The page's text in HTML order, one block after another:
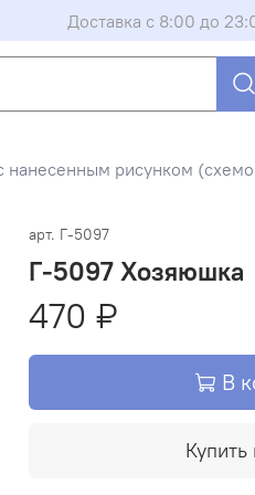
Доставка с 8:00 до
нанесенным рисунком
арт. Г-5097
Г-5097 Хозяюшка
470 ₽
В
Купить